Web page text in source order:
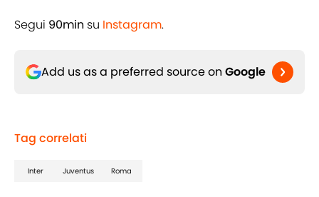
Segui 90min su Instagram.
Add us as a preferred source on Google
Tag correlati
Inter Juventus Roma